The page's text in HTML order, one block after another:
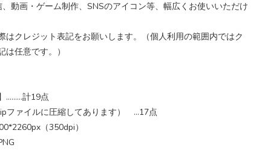
、動画・ゲーム制作、SNSのアイコン等、幅広くお使いいただけ
はクレジット表記をお願いします。（個人利用の範囲内ではク
は任意です。）
………計19点
ファイルに圧縮してあります） …17点
（350dpi）